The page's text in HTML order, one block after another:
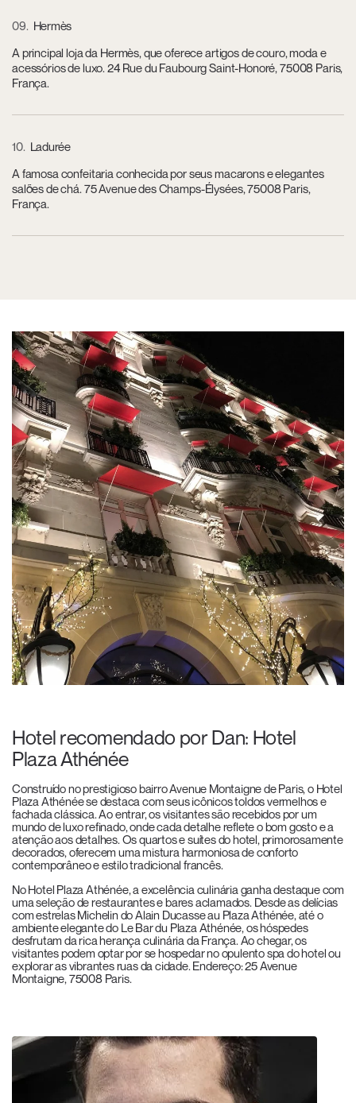
09
Hermès
A principal loja da Hermès, que oferece artigos de couro, moda e
acessórios de luxo. 24 Rue du Faubourg Saint-Honoré, 75008 Paris,
França.
10 Ladurée
A famosa confeitaria conhecida por seus macarons e elegantes
salões de chá. 75 Avenue des Champs-Élysées, 75008 Paris,
França.
Hotel recomendado por Dan: Hotel
Plaza Athénée
Construído no prestigioso bairro Avenue Montaigne de Paris, o Hotel
Plaza Athénée se destaca com seus icônicos toldos vermelhos e
fachada clássica. Ao entrar, os visitantes são recebidos por um
mundo de luxo refinado, onde cada detalhe reflete o bom gosto e a
atenção aos detalhes. Os quartos e suítes do hotel, primorosamente
decorados, oferecem uma mistura harmoniosa de conforto
contemporâneo e estilo tradicional francês.
No Hotel Plaza Athénée, a excelência culinária ganha destaque com
uma seleção de restaurantes e bares aclamados. Desde as delícias
com estrelas Michelin do Alain Ducasse au Plaza Athénée até o
ambiente elegante do Le Bar du Plaza Athénée, os hóspedes
desfrutam da rica herança culinária da França. Ao chegar, os
visitantes podem optar por se hospedar no opulento spa do hotel ou
explorar as vibrantes ruas da cidade. Endereço: 25 Avenue
Montaigne, 75008 Paris.